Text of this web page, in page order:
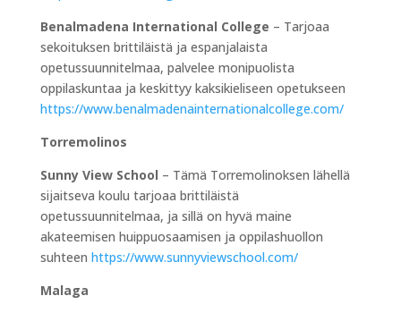
Benalmadena International College – Tarjoaa
sekoituksen brittiläistä ja espanjalaista
opetussuunnitelmaa, palvelee monipuolista
oppilaskuntaa ja keskittyy kaksikieliseen opetukseen
https://www.benalmadenainternationalcollege.com/
Torremolinos
Sunny View School – Tämä Torremolinoksen lähellä
sijaitseva koulu tarjoaa brittiläistä
opetussuunnitelmaa, ja sillä on hyvä maine
akateemisen huippuosaamisen ja oppilashuollon
suhteen https://www.sunnyviewschool.com/
Malaga